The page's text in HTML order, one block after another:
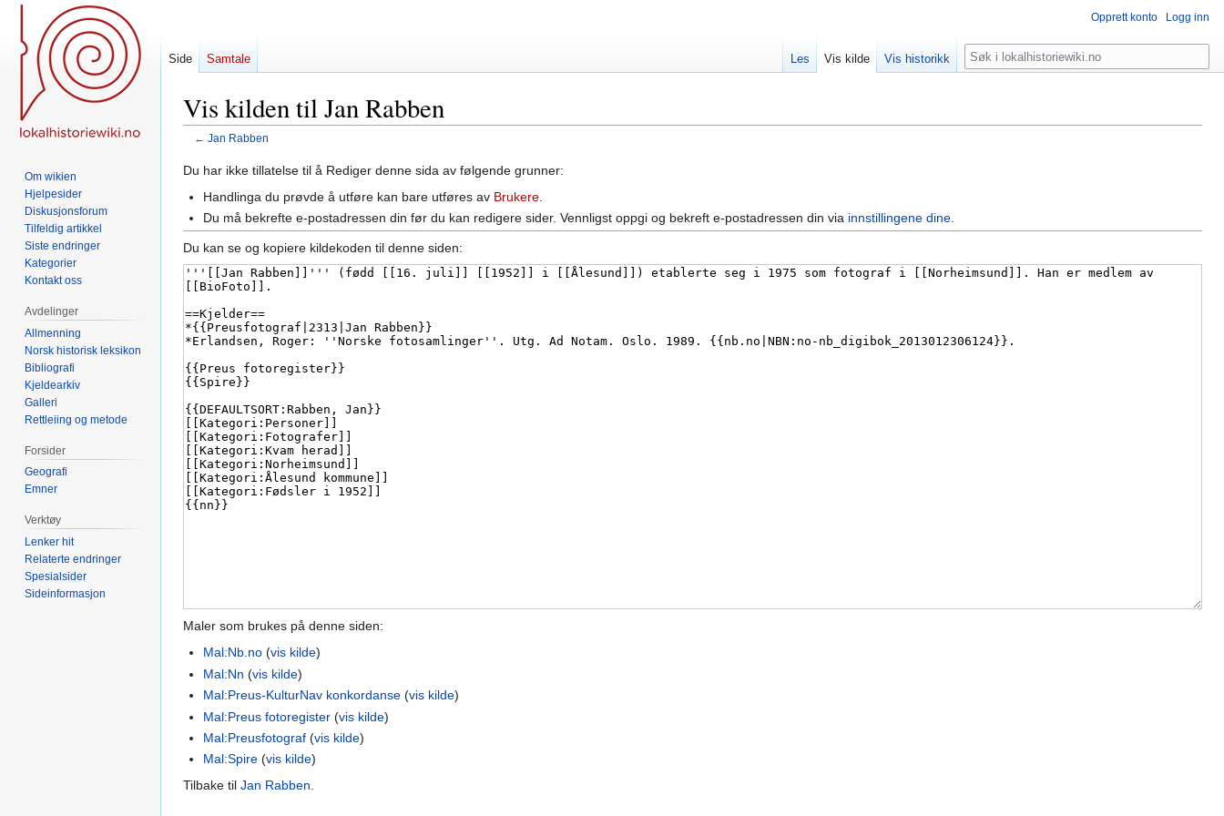
Vis kilden til Jan Rabben
← Jan Rabben
Hopp
navigering
Hopp
Du har ikke tillatelse til å Rediger denne sida av følgende grunner:
Handlinga du prøvde å utføre kan bare utføres av Brukere
Du må bekrefte e-postadressen din før du kan redigere sider. Vennligst oppgi og bekreft e-postadressen din via innstillingene dine
Du kan se og kopiere kildekoden til denne siden:
Maler som brukes på denne siden:
Mal:Nb.no (vis kilde)
Mal:Nn (vis kilde)
Mal:Preus-KulturNav konkordanse (vis kilde)
Mal:Preus fotoregister (vis kilde)
Mal:Preusfotograf (vis kilde)
Mal:Spire (vis kilde)
Tilbake til Jan Rabben.
Opprett konto Logg inn
Side Samtale Les Vis kilde Vis historikk Søk
Om wikien
Hjelpesider
Diskusjonsforum
Tilfeldig artikkel
Siste endringer
Kategorier
Kontakt oss
Avdelinger
Allmenning
Norsk historisk leksikon
Bibliografi
Kjeldearkiv
Galleri
Rettleiing og metode
Forsider
Geografi
Emner
Verktøy
Lenker hit
Relaterte endringer
Spesialsider
Sideinformasjon